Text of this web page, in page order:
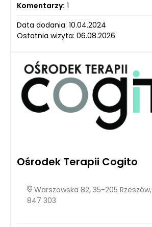
Komentarzy: 1
Data dodania: 10.04.2024
Ostatnia wizyta: 06.08.2026
Ośrodek Terapii Cogito
Warszawska 82, 35-205 Rzeszów,
847 303